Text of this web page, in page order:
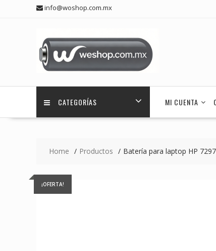
info@woshop.com.mx
CATEGORÍAS MI CUENTA
Home Productos Batería para laptop HP
¡OFERTA!